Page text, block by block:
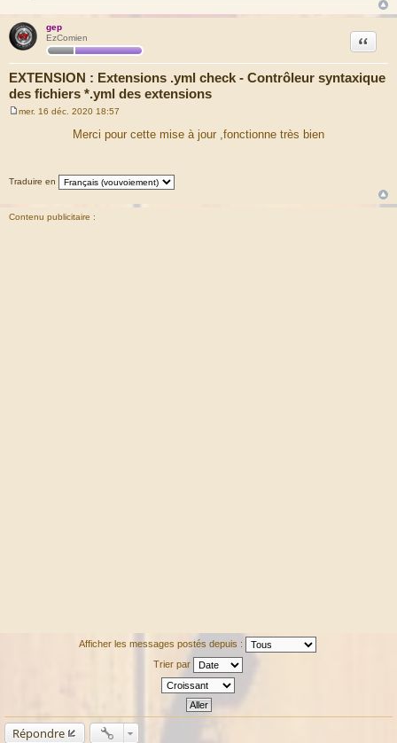
gep
EzComien
EXTENSION : Extensions .yml check - Contrôleur syntaxique
des fichiers *.yml des extensions
Citation
e
mer. 16 déc. 2020 18:57
Merci pour cette mise à jour ,fonctionne très bien
Traduire en
Contenu publicitaire :
Afficher les messages postés depuis :
Trier par
Répondre